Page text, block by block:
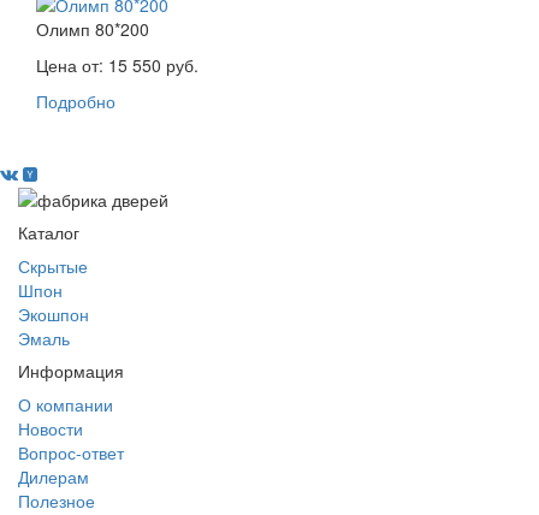
Олимп 80*200
Цена от: 15 550 руб.
Подробно
Каталог
Скрытые
Шпон
Экошпон
Эмаль
Информация
О компании
Новости
Вопрос-ответ
Дилерам
Полезное